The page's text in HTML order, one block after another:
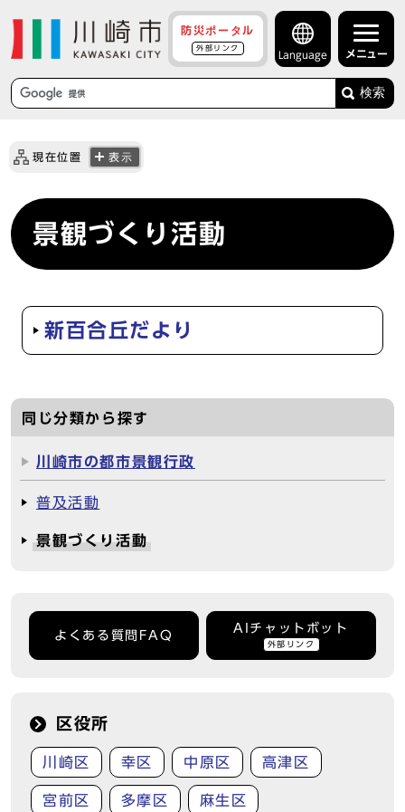
防災ポータル
外部リンク
Language メニュー
検索
現在位置 表示
景観づくり活動
新百合丘だより
同じ分類から探す
川崎市の都市景観行政
普及活動
景観づくり活動
よくある質問FAQ
AIチャットボット
外部リンク
区役所
川崎区 幸区 中原区 高津区
宮前区 多摩区 麻生区